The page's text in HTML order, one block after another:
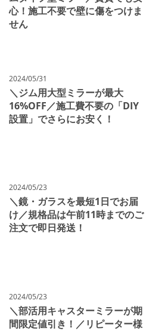
心！施工不要で壁に傷をつけま
せん
＼ジム用大型ミラーが最大
16%OFF／施工費不要の「DIY
設置」でさらにお安く！
2024/05/31
＼鏡・ガラスを最短1日でお届
け／規格品は午前11時までのご
注文で即日発送！
2024/05/23
＼部活用キャスターミラーが期
間限定値引き！／リピーター様
2024/05/23